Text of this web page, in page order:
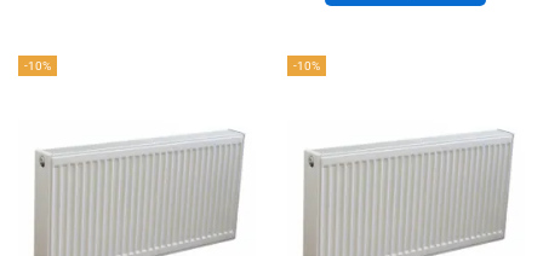
-10% -10%